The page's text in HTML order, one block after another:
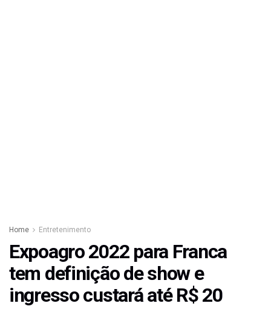
Home Entretenimento
Expoagro 2022 para Franca
tem definição de show e
ingresso custará até R$ 20